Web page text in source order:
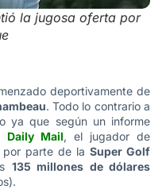
la jugosa oferta por
deportivamente de
. Todo lo contrario a
ya que según un informe
Daily Mail, el jugador de
por parte de la Super Golf
135 millones de dólares